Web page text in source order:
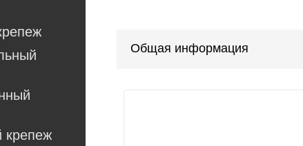
Общая информация